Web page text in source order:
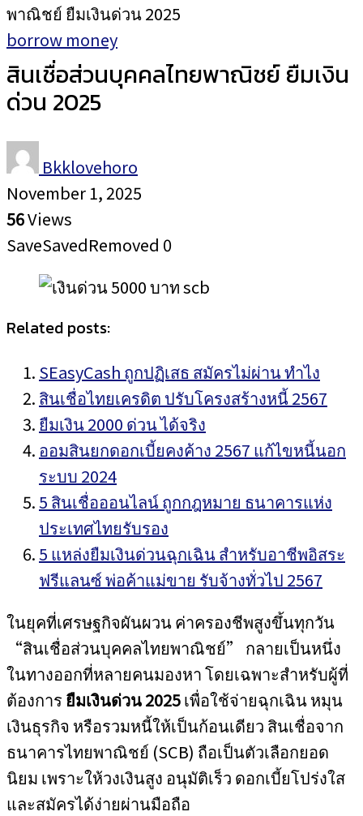
พาณิชย์ ยืมเงินด่วน 2025
borrow money
สินเชื่อส่วนบุคคลไทยพาณิชย์ ยืมเงิน
ด่วน 2025
Bkklovehoro
November 1, 2025
56Views
SaveSavedRemoved 0
Related posts:
SEasyCash ถูกปฏิเสธ สมัครไม่ผ่าน ทำไง
สินเชื่อไทยเครดิต ปรับโครงสร้างหนี้ 2567
ยืมเงิน 2000 ด่วน ได้จริง
ออมสินยกดอกเบี้ยคงค้าง 2567 แก้ไขหนี้นอก
ระบบ 2024
5 สินเชื่อออนไลน์ ถูกกฎหมาย ธนาคารแห่ง
ประเทศไทยรับรอง
5 แหล่งยืมเงินด่วนฉุกเฉิน สำหรับอาชีพอิสระ
ฟรีแลนซ์ พ่อค้าแม่ขาย รับจ้างทั่วไป 2567
ในยุคที่เศรษฐกิจผันผวน ค่าครองชีพสูงขึ้นทุกวัน
“สินเชื่อส่วนบุคคลไทยพาณิชย์” กลายเป็นหนึ่ง
ในทางออกที่หลายคนมองหา โดยเฉพาะสำหรับผู้ที่
ต้องการ ยืมเงินด่วน 2025เพื่อใช้จ่ายฉุกเฉิน หมุน
เงินธุรกิจ หรือรวมหนี้ให้เป็นก้อนเดียว สินเชื่อจาก
ธนาคารไทยพาณิชย์ (SCB) ถือเป็นตัวเลือกยอด
นิยม เพราะให้วงเงินสูง อนุมัติเร็ว ดอกเบี้ยโปร่งใส
และสมัครได้ง่ายผ่านมือถือ